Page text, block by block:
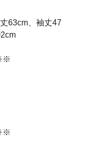
63cm、袖丈47